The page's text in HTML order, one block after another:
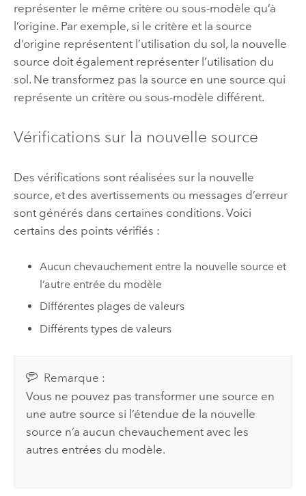
représenter le même critère ou sous-modèle qu’à
l’origine. Par exemple, si le critère et la source
d’origine représentent l’utilisation du sol, la nouvelle
source doit également représenter l’utilisation du
sol. Ne transformez pas la source en une source qui
représente un critère ou sous-modèle différent.
Vérifications sur la nouvelle source
Des vérifications sont réalisées sur la nouvelle
source, et des avertissements ou messages d’erreur
sont générés dans certaines conditions. Voici
certains des points vérifiés :
Aucun chevauchement entre la nouvelle source et
l’autre entrée du modèle
Différentes plages de valeurs
Différents types de valeurs
Remarque :
Vous ne pouvez pas transformer une source en
une autre source si l’étendue de la nouvelle
source n’a aucun chevauchement avec les
autres entrées du modèle.